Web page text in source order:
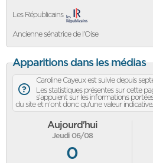
Les Républicains
Ancienne sénatrice de l'Oise
Apparitions dans les médias
Caroline Cayeux est suivie depuis
Les statistiques présentes sur cette
s'appuient sur les informations
du site et n'ont donc qu'une valeur indicative.
Aujourd'hui
Jeudi 06/08
0